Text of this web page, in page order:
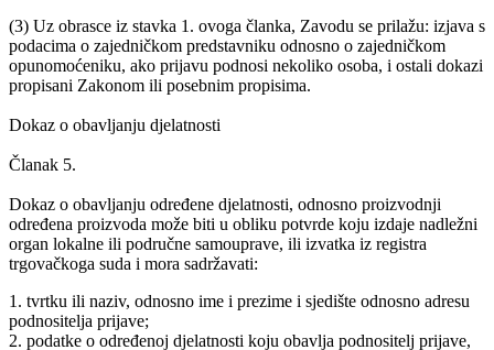
(3) Uz obrasce iz stavka 1. ovoga članka, Zavodu se prilažu: izjava s
podacima o zajedničkom predstavniku odnosno o zajedničkom
opunomoćeniku, ako prijavu podnosi nekoliko osoba, i ostali dokazi
propisani Zakonom ili posebnim propisima.
Dokaz o obavljanju djelatnosti
Članak 5.
Dokaz o obavljanju određene djelatnosti, odnosno proizvodnji
određena proizvoda može biti u obliku potvrde koju izdaje nadležni
organ lokalne ili područne samouprave, ili izvatka iz registra
trgovačkoga suda i mora sadržavati:
1. tvrtku ili naziv, odnosno ime i prezime i sjedište odnosno adresu
podnositelja prijave;
2. podatke o određenoj djelatnosti koju obavlja podnositelj prijave,